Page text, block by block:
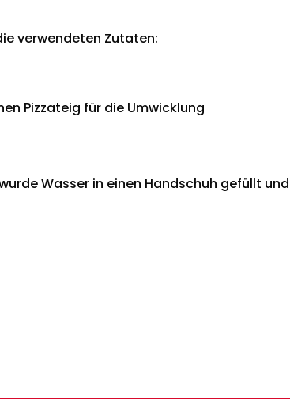
verwendeten Zutaten:
Pizzateig für die Umwicklung
Wasser in einen Handschuh gefüllt und